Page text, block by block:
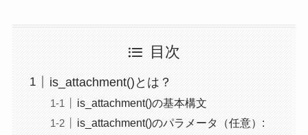
目次
is_attachment()とは？
is_attachment()の基本構文
is_attachment()のパラメータ（任意）: